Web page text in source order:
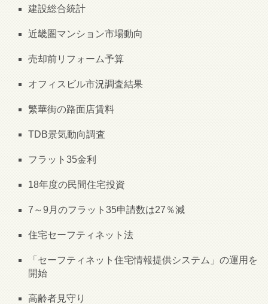
建設総合統計
近畿圏マンション市場動向
売却前リフォーム予算
オフィスビル市況調査結果
繁華街の路面店賃料
TDB景気動向調査
フラット35金利
18年度の民間住宅投資
7～9月のフラット35申請数は27％減
住宅セーフティネット法
「セーフティネット住宅情報提供システム」の運用を
開始
高齢者見守り